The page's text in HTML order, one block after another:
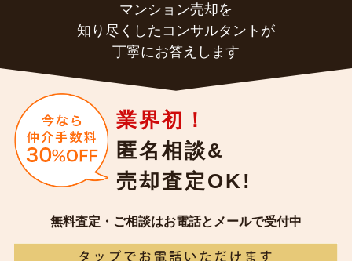
マンション売却を
知り尽くしたコンサルタントが
丁寧にお答えします
業界初！
匿名相談&
売却査定OK!
無料査定・ご相談はお電話とメールで受付中